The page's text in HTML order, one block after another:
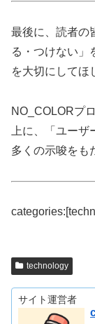
最後に、読者の
る・つけない」
を大切にしてほ
NO_COLORプ
上に、「ユー
多くの示唆をも
technology
サイト運営者